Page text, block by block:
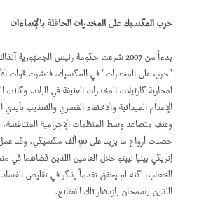
حرب المكسيك على المخدرات الحافلة بالإساءات
بدءاً من 2007 شرعت حكومة رئيس الجمهورية
"حرب على المخدرات" في المكسيك، فنشرت قوات
لمحاربة كارتيلات المخدرات العنيفة في البلاد.
الإعدام الميدانية والاختفاء القسري والتعذيب
وعنف متصاعد وسط المنظمات الإجرامية المتنافسة،
حصدت أرواح ما يزيد على 90 ألف
إنريكي بينيا نييتو خلال العامين اللذين قضاهما
الخطاب، لكنه لم يحقق تقدماً يذكر في تقليص الفساد
اللذين يسمحان بازدهار تلك الفظائع.